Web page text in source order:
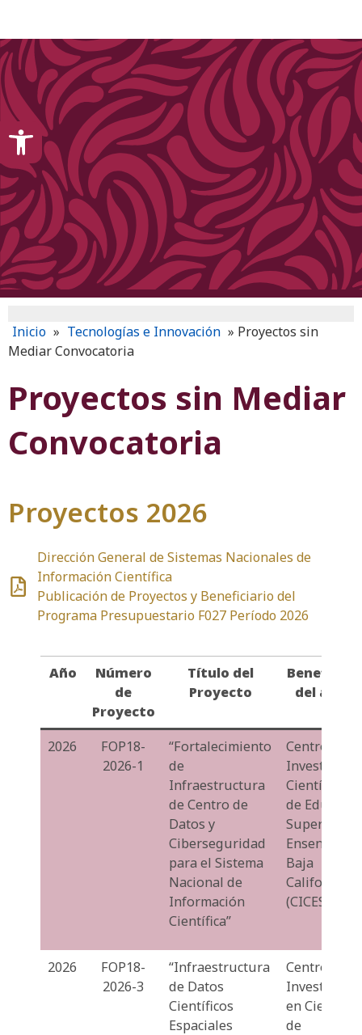
Inicio » Tecnologías e Innovación » Proyectos sin
Mediar Convocatoria
Proyectos sin Mediar
Convocatoria
Proyectos 2026
Dirección General de Sistemas Nacionales de
Información Científica
Publicación de Proyectos y Beneficiario del
Programa Presupuestario F027 Período 2026
Año
Número
de
Proyecto
Título del
Proyecto
del apoyo
2026
FOP18-
2026-1
“Fortalecimiento
de
Infraestructura
de Centro de
Datos y
Ciberseguridad
para el Sistema
Nacional de
Información
Científica”
Centro de
Científica y
de
Superior de
Ensenada,
Baja
California
(CICESE).
2026
FOP18-
2026-3
“Infraestructura
de Datos
Científicos
Espaciales
Centro de
en Ciencias
de
Open toolbar